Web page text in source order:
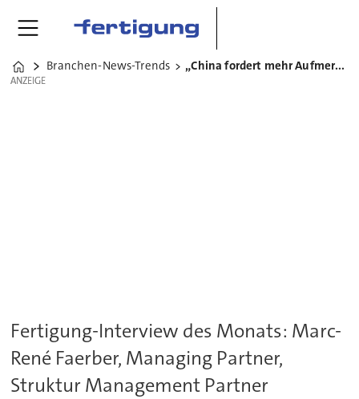
Home
Branchen-News-Trends „China fordert mehr Aufmerksamkeit“
ANZEIGE
ANZEIGE
Fertigung-Interview des Monats: Marc-
René Faerber, Managing Partner,
Struktur Management Partner